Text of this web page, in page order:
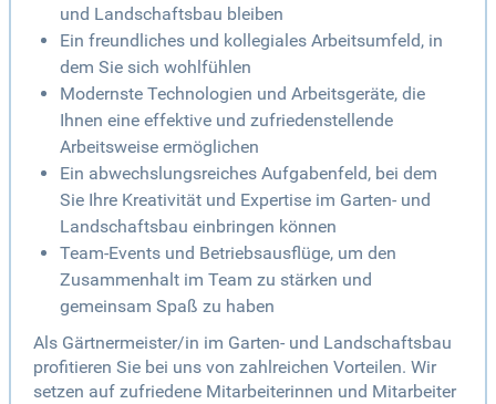
und Landschaftsbau bleiben
Ein freundliches und kollegiales Arbeitsumfeld, in
dem Sie sich wohlfühlen
Modernste Technologien und Arbeitsgeräte, die
Ihnen eine effektive und zufriedenstellende
Arbeitsweise ermöglichen
Ein abwechslungsreiches Aufgabenfeld, bei dem
Sie Ihre Kreativität und Expertise im Garten- und
Landschaftsbau einbringen können
Team-Events und Betriebsausflüge, um den
Zusammenhalt im Team zu stärken und
gemeinsam Spaß zu haben
Als Gärtnermeister/in im Garten- und Landschaftsbau
profitieren Sie bei uns von zahlreichen Vorteilen. Wir
setzen auf zufriedene Mitarbeiterinnen und Mitarbeiter